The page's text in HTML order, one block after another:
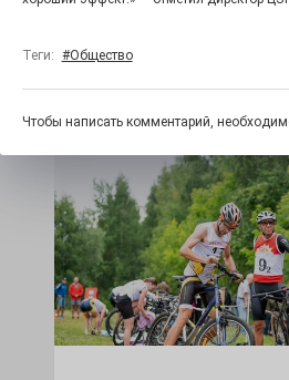
26.07.2026
Теги: #Общество
Чтобы написать комментарий,